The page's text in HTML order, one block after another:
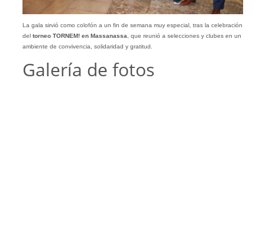
La gala sirvió como colofón a un fin de semana muy especial, tras la celebración
del torneo TORNEM! en Massanassa , que reunió a selecciones y clubes en un
ambiente de convivencia, solidaridad y gratitud.
Galería de fotos